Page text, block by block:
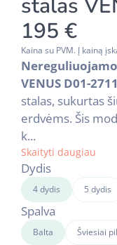
195 €
Kaina su PVM. Į kainą
VENUS D01-
stalas, sukurtas
erdvėms. Šis
k...
Skaityti daugiau
Dydis
4 dydis 5 dydis
Spalva
Balta Šviesiai